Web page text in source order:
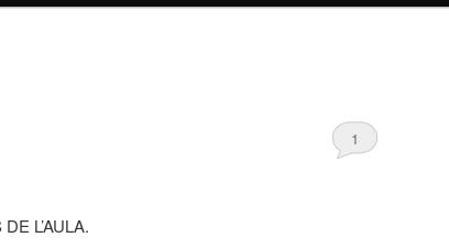
1
L’AULA.